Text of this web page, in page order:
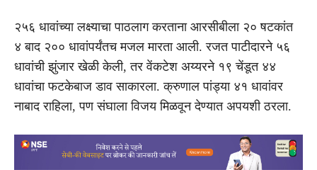
२५६ धावांच्या लक्ष्याचा पाठलाग करताना आरसीबीला २० षटकांत
४ बाद २०० धावांपर्यंतच मजल मारता आली. रजत पाटीदारने ५६
धावांची झुंजार खेळी केली, तर वेंकटेश अय्यरने १९ चेंडूत ४४
धावांचा फटकेबाज डाव साकारला. क्रुणाल पांड्या ४१ धावांवर
नाबाद राहिला, पण संघाला विजय मिळवून देण्यात अपयशी ठरला.